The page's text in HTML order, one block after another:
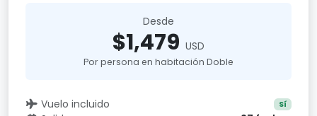
Desde
$1,479 USD
Por persona en habitación Doble
Vuelo incluido Sí